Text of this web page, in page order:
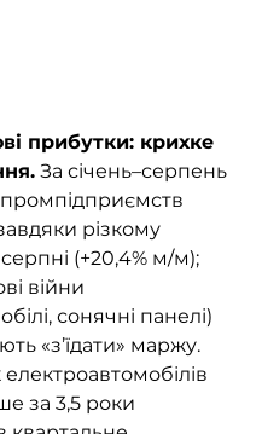
прибутки: крихке
За січень–серпень
різкому
(+20,4% м/м);
війни
сонячні панелі)
«з’їдати» маржу.
за 3,5 роки